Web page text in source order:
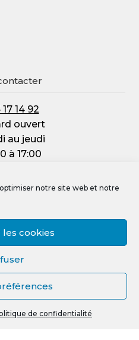
notre site web et notre
cookies
de confidentialité
14 92
ouvert
au jeudi
à 17:00
à 12:00
et illustrations
0